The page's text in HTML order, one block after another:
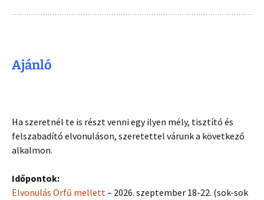
Ajánló
Ha szeretnél te is részt venni egy ilyen mély, tisztító és
felszabadító elvonuláson, szeretettel várunk a következő
alkalmon.
Időpontok:
Elvonulás Orfű mellett– 2026. szeptember 18-22. (sok-sok